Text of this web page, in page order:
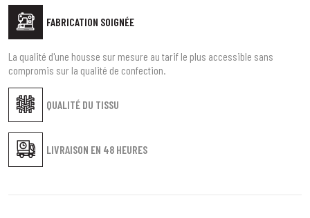
FABRICATION SOIGNÉE
QUALITÉ DU TISSU
LIVRAISON EN 48 HEURES
La qualité d'une housse sur mesure au tarif le plus accessible sans
compromis sur la qualité de confection.